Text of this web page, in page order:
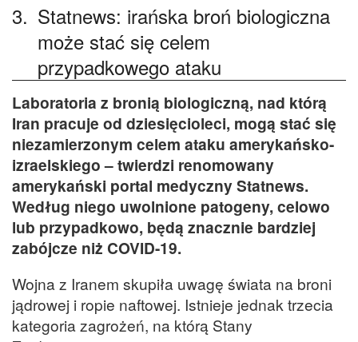
3. Statnews: irańska broń biologiczna
może stać się celem
przypadkowego ataku
Laboratoria z bronią biologiczną, nad którą
Iran pracuje od dziesięcioleci, mogą stać się
niezamierzonym celem ataku amerykańsko-
izraelskiego – twierdzi renomowany
amerykański portal medyczny Statnews.
Według niego uwolnione patogeny, celowo
lub przypadkowo, będą znacznie bardziej
zabójcze niż COVID-19.
Wojna z Iranem skupiła uwagę świata na broni
jądrowej i ropie naftowej. Istnieje jednak trzecia
kategoria zagrożeń, na którą Stany